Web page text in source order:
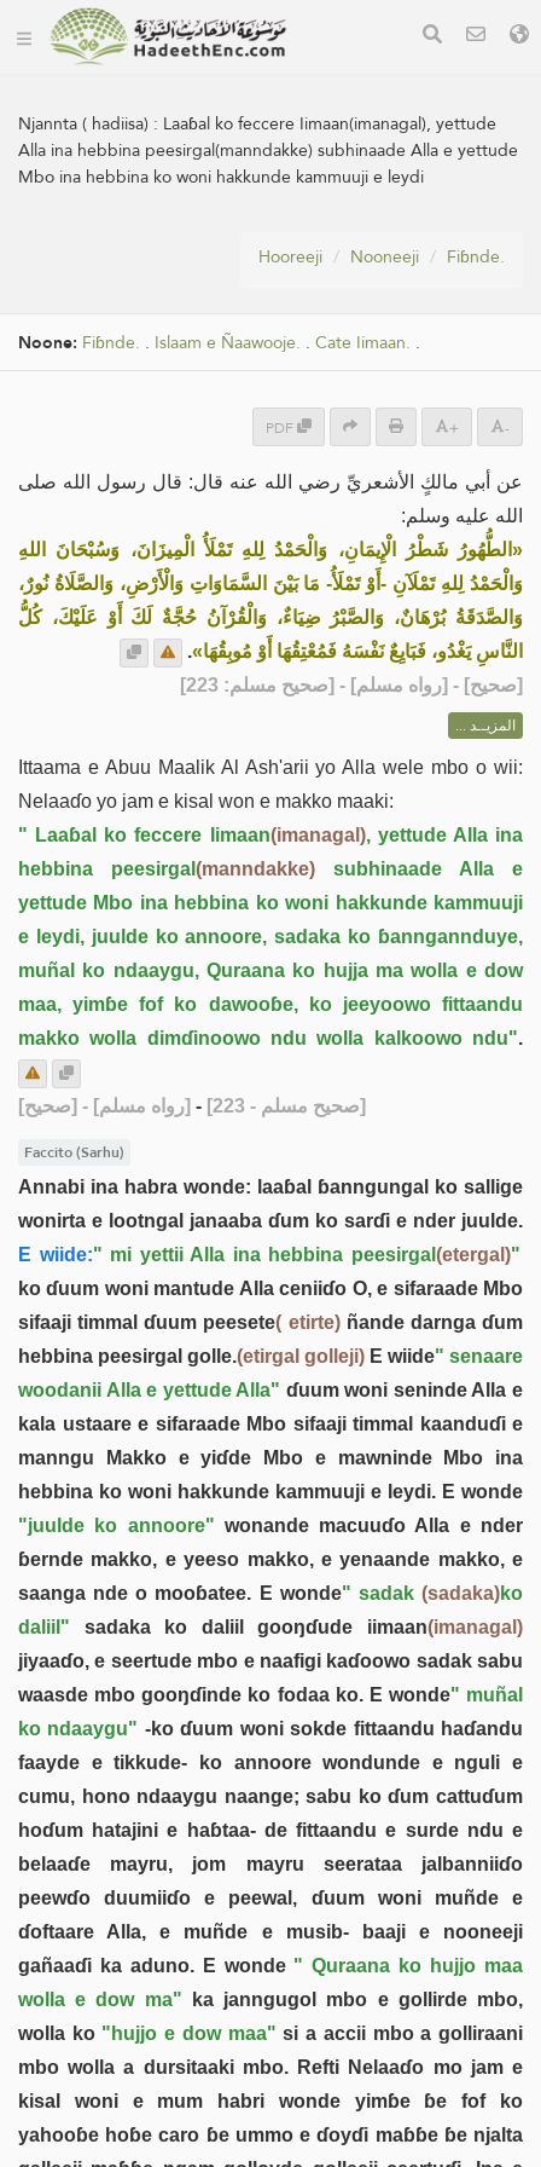
Njannta ( hadiisa) : Laaɓal ko feccere Iimaan(imanagal), yettude
Alla ina hebbina peesirgal(manndakke) subhinaade Alla e yettude
Mbo ina hebbina ko woni hakkunde kammuuji e leydi
Hooreeji Nooneeji Fiɓnde.
Noone: Fiɓnde. . Islaam e Ñaawooje. . Cate Iimaan. .
PDF + -
عن أبي مالكٍ الأشعريِّ رضي الله عنه قال: قال رسول الله صلى
الله عليه وسلم:
«الطُّهُورُ شَطْرُ الْإِيمَانِ، وَالْحَمْدُ لِلهِ تَمْلَأُ الْمِيزَانَ، وَسُبْحَانَ اللهِ
وَالْحَمْدُ لِلهِ تَمْلَآنِ -أَوْ تَمْلَأُ- مَا بَيْنَ السَّمَاوَاتِ وَالْأَرْضِ، وَالصَّلَاةُ نُورٌ،
وَالصَّدَقَةُ بُرْهَانٌ، وَالصَّبْرُ ضِيَاءٌ، وَالْقُرْآنُ حُجَّةٌ لَكَ أَوْ عَلَيْكَ، كُلُّ
النَّاسِ يَغْدُو، فَبَايِعٌ نَفْسَهُ فَمُعْتِقُهَا أَوْ مُوبِقُهَا».
[صحيح] - [رواه مسلم] - [صحيح مسلم: 223]
المزيــد ...
Ittaama e Abuu Maalik Al Ash'arii yo Alla wele mbo o wii:
Nelaaɗo yo jam e kisal won e makko maaki:
" Laaɓal ko feccere Iimaan(imanagal), yettude Alla ina
hebbina peesirgal (manndakke) subhinaade Alla e
yettude Mbo ina hebbina ko woni hakkunde kammuuji
e leydi, juulde ko annoore, sadaka ko ɓanngannduye,
muñal ko ndaaygu, Quraana ko hujja ma wolla e dow
maa, yimɓe fof ko dawooɓe, ko jeeyoowo fittaandu
makko wolla dimɗinoowo ndu wolla kalkoowo ndu".
[صحيح] - [رواه مسلم] - [صحيح مسلم - 223]
Faccito (Sarhu)
Annabi ina habra wonde: laaɓal ɓanngungal ko sallige
wonirta e lootngal janaaba ɗum ko sarɗi e nder juulde.
E wiide:" mi yettii Alla ina hebbina peesirgal (etergal)"
ko ɗuum woni mantude Alla ceniiɗo O, e sifaraade Mbo
sifaaji timmal ɗuum peesete( etirte)ñande darnga ɗum
hebbina peesirgal golle.(etirgal golleji) E wiide" senaare
woodanii Alla e yettude Alla" ɗuum woni seninde Alla e
kala ustaare e sifaraade Mbo sifaaji timmal kaanduɗi e
manngu Makko e yiɗde Mbo e mawninde Mbo ina
hebbina ko woni hakkunde kammuuji e leydi. E wonde
"juulde ko annoore" wonande macuuɗo Alla e nder
ɓernde makko, e yeeso makko, e yenaande makko, e
saanga nde o mooɓatee. E wonde" sadak(sadaka)ko
daliil" sadaka ko daliil gooŋɗude iimaan(imanagal)
jiyaaɗo, e seertude mbo e naafigi kaɗoowo sadak sabu
waasde mbo gooŋɗinde ko fodaa ko. E wonde" muñal
ko ndaaygu" -ko ɗuum woni sokde fittaandu haɗandu
faayde e tikkude- ko annoore wondunde e nguli e
cumu, hono ndaaygu naange; sabu ko ɗum cattuɗum
hoɗum hatajini e haɓtaa- de fittaandu e surde ndu e
belaaɗe mayru, jom mayru seerataa jalbanniiɗo
peewɗo duumiiɗo e peewal, ɗuum woni muñde e
ɗoftaare Alla, e muñde e musib- baaji e nooneeji
gañaaɗi ka aduno. E wonde " Quraana ko hujjo maa
wolla e dow ma" ka janngugol mbo e gollirde mbo,
wolla ko "hujjo e dow maa" si a accii mbo a golliraani
mbo wolla a dursitaaki mbo. Refti Nelaaɗo mo jam e
kisal woni e mum habri wonde yimɓe ɓe fof ko
yahooɓe hoɓe caro ɓe ummo e ɗoyɗi maɓɓe ɓe njalta